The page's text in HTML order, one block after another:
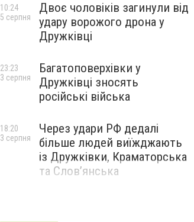
Двоє чоловіків загинули від
удару ворожого дрона у
Дружківці
10:24
5 серпня
Багатоповерхівки у
Дружківці зносять
російські війська
23:23
3 серпня
Через удари РФ дедалі
більше людей виїжджають
із Дружківки, Краматорська
та Слов’янська
18:20
3 серпня